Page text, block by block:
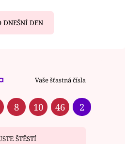
DNEŠNÍ DEN
Vaše šťastná čísla
8 10 46 2
ŠTĚSTÍ